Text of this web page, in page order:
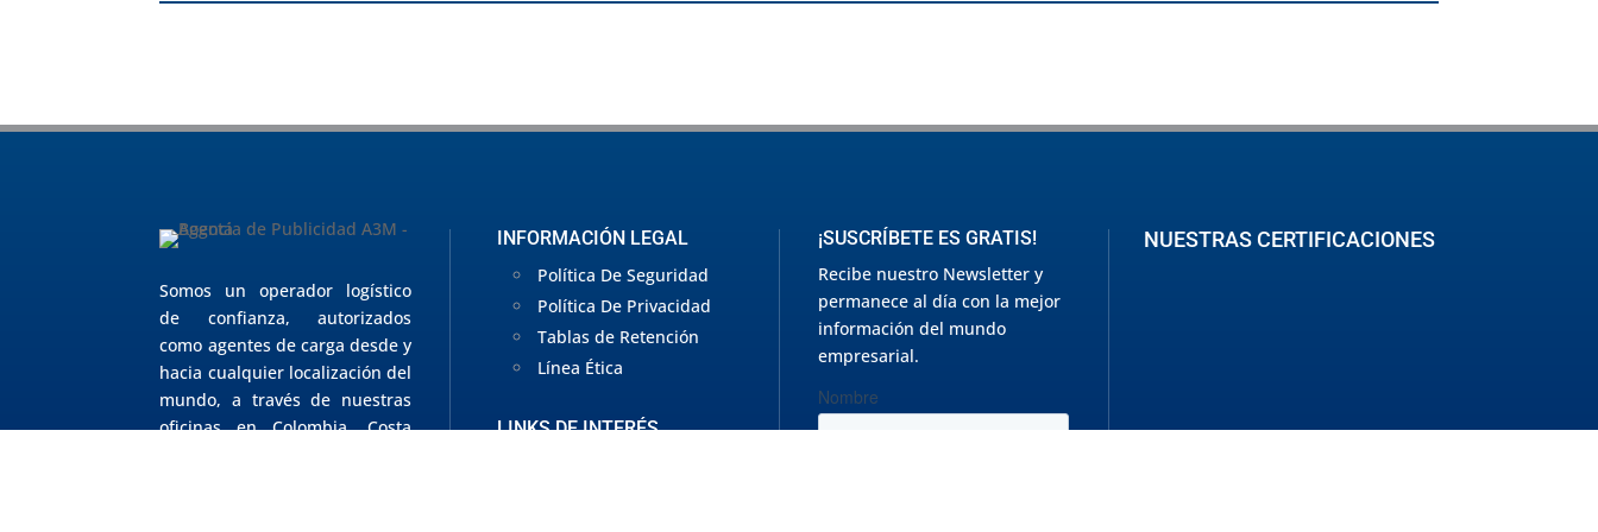
Somos un operador logístico
de confianza, autorizados
como agentes de carga desde y
hacia cualquier localización del
mundo, a través de nuestras
oficinas en Colombia, Costa
INFORMACIÓN LEGAL
Política De Seguridad
Política De Privacidad
Tablas de Retención
Línea Ética
LINKS DE INTERÉS
¡SUSCRÍBETE ES GRATIS!
Recibe nuestro Newsletter y
permanece al día con la mejor
información del mundo
empresarial.
NUESTRAS CERTIFICACIONES